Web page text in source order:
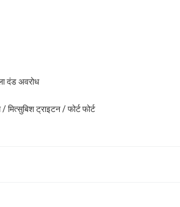
दंड अवरोध
ट्राइटन / फोर्ट फोर्ट